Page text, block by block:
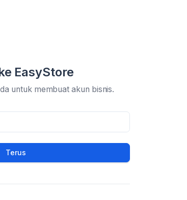
EasyStore
untuk membuat akun bisnis.
Terus